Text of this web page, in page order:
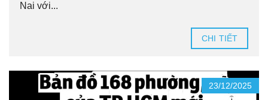
Nai với...
CHI TIẾT
23/12/2025